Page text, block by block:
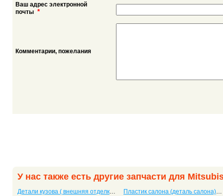
Ваш адрес электронной
почты *
Комментарии, пожелания
У нас также есть другие запчасти для
Детали кузова ( внешняя отделка) RVR Пластик салона (деталь салона) Outlander XL (II)